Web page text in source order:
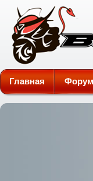
Burgman-
Главная Форум